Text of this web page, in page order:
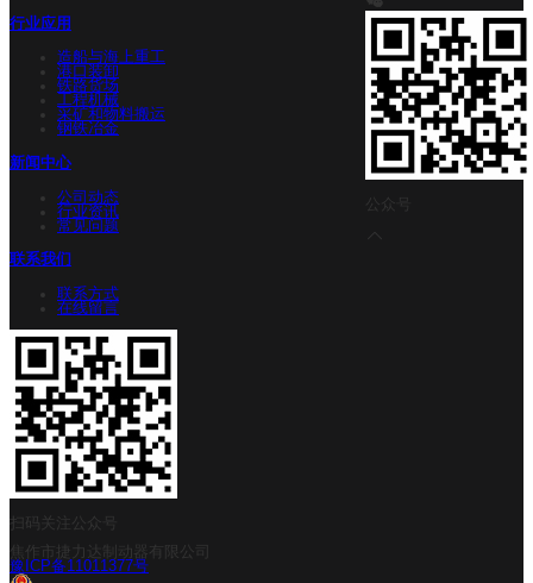
行业应用
造船与海上重工
港口装卸
铁路货场
工程机械
采矿和物料搬运
钢铁冶金
新闻中心
公司动态
行业资讯
常见问题
联系我们
联系方式
在线留言
扫码关注公众号
焦作市捷力达制动器有限公司
豫ICP备11011377号
公众号